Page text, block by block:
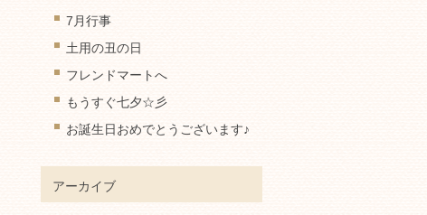
7月行事
土用の丑の日
フレンドマートへ
もうすぐ七夕☆彡
お誕生日おめでとうございます♪
アーカイブ